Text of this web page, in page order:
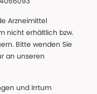
Arzneimittel
nicht erhältlich bzw.
Bitte wenden Sie
an unseren
und Irrtum